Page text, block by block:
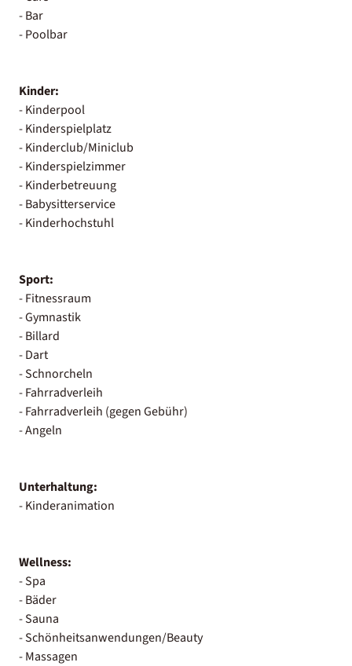
- Bar
- Poolbar
Kinder:
- Kinderpool
- Kinderspielplatz
- Kinderclub/Miniclub
- Kinderspielzimmer
- Kinderbetreuung
- Babysitterservice
- Kinderhochstuhl
Sport:
- Fitnessraum
- Gymnastik
- Billard
- Dart
- Schnorcheln
- Fahrradverleih
- Fahrradverleih (gegen Gebühr)
- Angeln
Unterhaltung:
- Kinderanimation
Wellness:
- Spa
- Bäder
- Sauna
- Schönheitsanwendungen/Beauty
- Massagen